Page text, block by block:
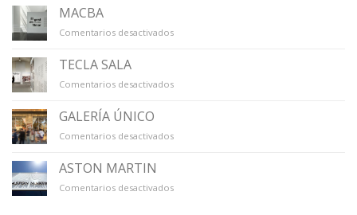
MACBA
Comentarios desactivadosen
TECLA SALA
Comentarios desactivadosen
GALERÍA ÚNICO
Comentarios desactivadosen
ASTON MARTIN
Comentarios desactivadosen